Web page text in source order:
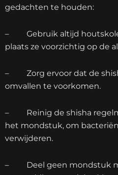
gedachten te houden:
– Gebruik altijd
plaats ze voorzichtig op de
– Zorg ervoor dat de
omvallen te voorkomen.
– Reinig de shisha
het mondstuk, om
verwijderen.
– Deel geen mondstuk